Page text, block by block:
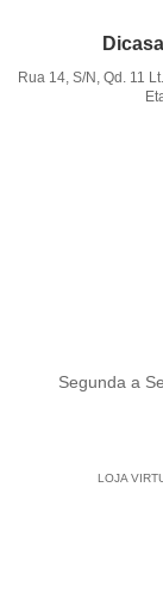
Rua 14, S/N, Qd. 11
Segunda a
LOJA